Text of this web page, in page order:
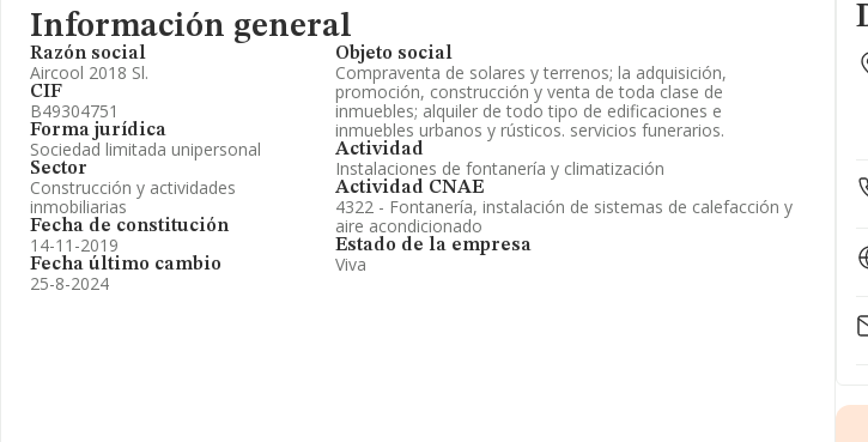
Información general
Razón social
Aircool 2018 Sl.
CIF
B49304751
Forma jurídica
Sociedad limitada unipersonal
Sector
Construcción y actividades
inmobiliarias
Fecha de constitución
14-11-2019
Fecha último cambio
25-8-2024
Objeto social
Compraventa de solares y terrenos; la adquisición,
promoción, construcción y venta de toda clase de
inmuebles; alquiler de todo tipo de edificaciones e
inmuebles urbanos y rústicos. servicios funerarios.
Actividad
Instalaciones de fontanería y climatización
Actividad CNAE
4322 - Fontanería, instalación de sistemas de calefacción y
aire acondicionado
Estado de la empresa
Viva